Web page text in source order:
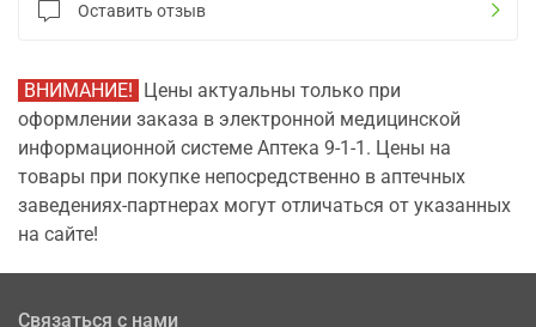
Оставить отзыв
ВНИМАНИЕ! Цены актуальны только при
оформлении заказа в электронной медицинской
информационной системе Аптека 9-1-1. Цены на
товары при покупке непосредственно в аптечных
заведениях-партнерах могут отличаться от указанных
на сайте!
Связаться с нами